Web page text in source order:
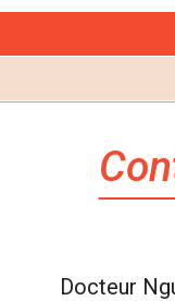
Docteur